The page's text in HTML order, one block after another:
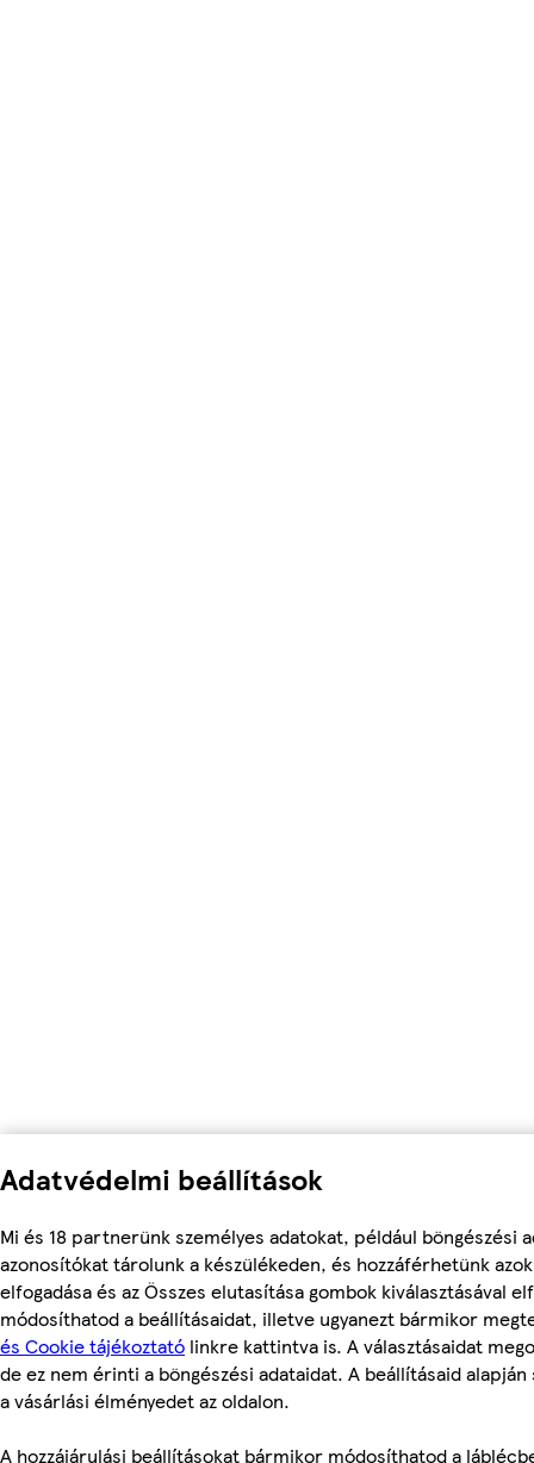
Adatvédelmi beállítások
Mi és 18 partnerünk személyes adatokat, például böngészési
azonosítókat tárolunk a készülékeden, és hozzáférhetünk
elfogadása és az Összes elutasítása gombok kiválasztásával
módosíthatod a beállításaidat, illetve ugyanezt bármikor
és Cookie tájékoztató linkre kattintva is. A választásaidat
de ez nem érinti a böngészési adataidat. A beállításaid
a vásárlási élményedet az oldalon.
A hozzájárulási beállításokat bármikor módosíthatod a